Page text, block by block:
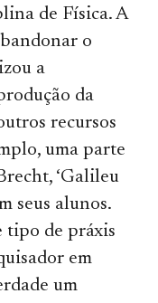
de Física. A
o
a
da
recursos
uma parte
‘Galileu
seus alunos.
tipo de práxis
em
um